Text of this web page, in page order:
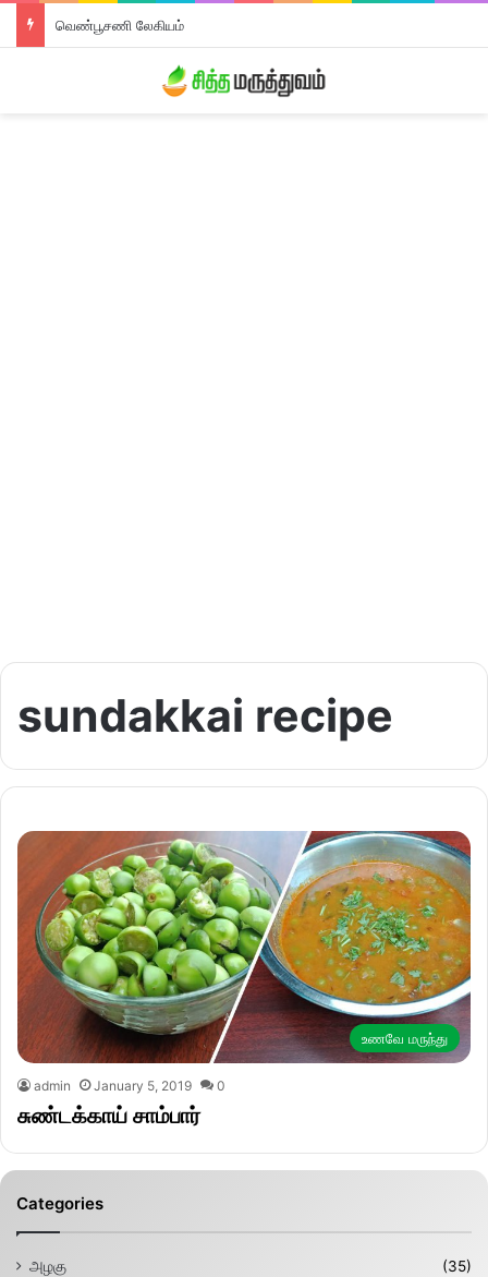
வெண்பூசணி லேகியம்
sundakkai recipe
உணவே மருந்து
admin January 5, 2019 0
சுண்டக்காய் சாம்பார்
Categories
அழகு
(35)